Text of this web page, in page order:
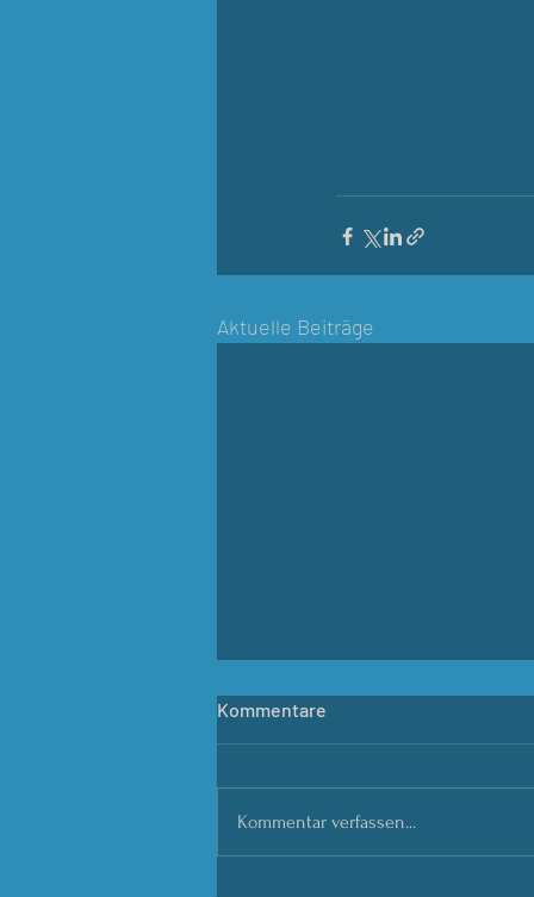
Aktuelle Beiträge
Kommentare
Kommentar verfassen...